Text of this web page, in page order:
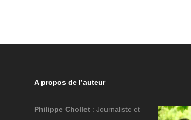
A propos de l’auteur
Philippe Chollet : Journaliste et